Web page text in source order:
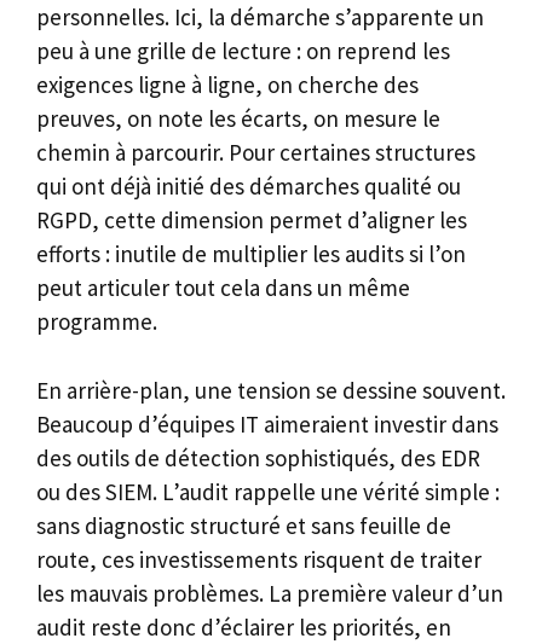
personnelles. Ici, la démarche s’apparente un
peu à une grille de lecture : on reprend les
exigences ligne à ligne, on cherche des
preuves, on note les écarts, on mesure le
chemin à parcourir. Pour certaines structures
qui ont déjà initié des démarches qualité ou
RGPD, cette dimension permet d’aligner les
efforts : inutile de multiplier les audits si l’on
peut articuler tout cela dans un même
programme.
En arrière-plan, une tension se dessine souvent.
Beaucoup d’équipes IT aimeraient investir dans
des outils de détection sophistiqués, des EDR
ou des SIEM. L’audit rappelle une vérité simple :
sans diagnostic structuré et sans feuille de
route, ces investissements risquent de traiter
les mauvais problèmes. La première valeur d’un
audit reste donc d’éclairer les priorités, en